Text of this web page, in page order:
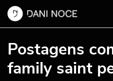
Postagens
family saint